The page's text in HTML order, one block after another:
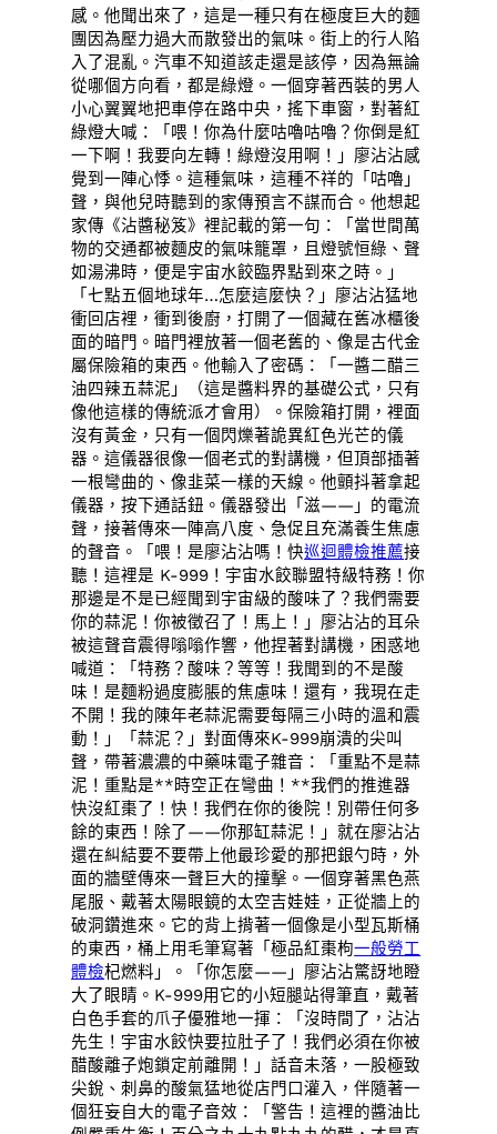
感。他聞出來了，這是一種只有在極度巨大的麵
團因為壓力過大而散發出的氣味。街上的行人陷
入了混亂。汽車不知道該走還是該停，因為無論
從哪個方向看，都是綠燈。一個穿著西裝的男人
小心翼翼地把車停在路中央，搖下車窗，對著紅
綠燈大喊：「喂！你為什麼咕嚕咕嚕？你倒是紅
一下啊！我要向左轉！綠燈沒用啊！」廖沾沾感
覺到一陣心悸。這種氣味，這種不祥的「咕嚕」
聲，與他兒時聽到的家傳預言不謀而合。他想起
家傳《沾醬秘笈》裡記載的第一句：「當世間萬
物的交通都被麵皮的氣味籠罩，且燈號恒綠、聲
如湯沸時，便是宇宙水餃臨界點到來之時。」
「七點五個地球年…怎麼這麼快？」廖沾沾猛地
衝回店裡，衝到後廚，打開了一個藏在舊冰櫃後
面的暗門。暗門裡放著一個老舊的、像是古代金
屬保險箱的東西。他輸入了密碼：「一醬二醋三
油四辣五蒜泥」（這是醬料界的基礎公式，只有
像他這樣的傳統派才會用）。保險箱打開，裡面
沒有黃金，只有一個閃爍著詭異紅色光芒的儀
器。這儀器很像一個老式的對講機，但頂部插著
一根彎曲的、像韭菜一樣的天線。他顫抖著拿起
儀器，按下通話鈕。儀器發出「滋——」的電流
聲，接著傳來一陣高八度、急促且充滿養生焦慮
的聲音。「喂！是廖沾沾嗎！快巡迴體檢推薦接
聽！這裡是 K-999！宇宙水餃聯盟特級特務！你
那邊是不是已經聞到宇宙級的酸味了？我們需要
你的蒜泥！你被徵召了！馬上！」廖沾沾的耳朵
被這聲音震得嗡嗡作響，他捏著對講機，困惑地
喊道：「特務？酸味？等等！我聞到的不是酸
味！是麵粉過度膨脹的焦慮味！還有，我現在走
不開！我的陳年老蒜泥需要每隔三小時的溫和震
動！」「蒜泥？」對面傳來K-999崩潰的尖叫
聲，帶著濃濃的中藥味電子雜音：「重點不是蒜
泥！重點是**時空正在彎曲！**我們的推進器
快沒紅棗了！快！我們在你的後院！別帶任何多
餘的東西！除了——你那缸蒜泥！」就在廖沾沾
還在糾結要不要帶上他最珍愛的那把銀勺時，外
面的牆壁傳來一聲巨大的撞擊。一個穿著黑色燕
尾服、戴著太陽眼鏡的太空吉娃娃，正從牆上的
破洞鑽進來。它的背上揹著一個像是小型瓦斯桶
的東西，桶上用毛筆寫著「極品紅棗枸一般勞工
體檢杞燃料」。「你怎麼——」廖沾沾驚訝地瞪
大了眼睛。K-999用它的小短腿站得筆直，戴著
白色手套的爪子優雅地一揮：「沒時間了，沾沾
先生！宇宙水餃快要拉肚子了！我們必須在你被
醋酸離子炮鎖定前離開！」話音未落，一股極致
尖銳、刺鼻的酸氣猛地從店門口灌入，伴隨著一
個狂妄自大的電子音效：「警告！這裡的醬油比